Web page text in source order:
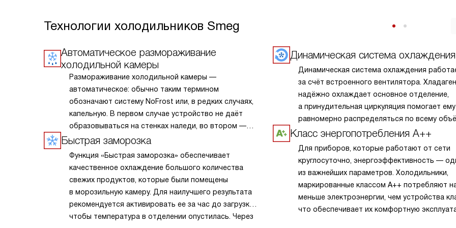
Технологии холодильников Smeg
Автоматическое размораживание
холодильной камеры
Размораживание холодильной камеры —
автоматическое: обычно таким термином
обозначают систему NoFrost или, в редких случаях,
капельную. В первом случае устройство не даёт
образовываться на стенках наледи, во втором —
периодически её подтапливает. Это облегчает
Быстрая заморозка
Функция «Быстрая заморозка» обеспечивает
качественное охлаждение большого количества
свежих продуктов, которые были помещены
в морозильную камеру. Для наилучшего результата
рекомендуется активировать ее за час до загрузки,
чтобы температура в отделении опустилась. Через
Динамическая система охлаждения
Динамическая система охлаждения
за счёт встроенного вентилятора.
надёжно охлаждает основное отделение,
а принудительная циркуляция помогает ему
равномерно распределяться по всему
камеры. Также постоянное движение
Класс энергопотребления А++
Для приборов, которые работают от сети
круглосуточно, энергоэффективность —
из важнейших параметров. Холодильники,
маркированные классом A++ потребляют
меньше электроэнергии, чем устройства
что обеспечивает их комфортную